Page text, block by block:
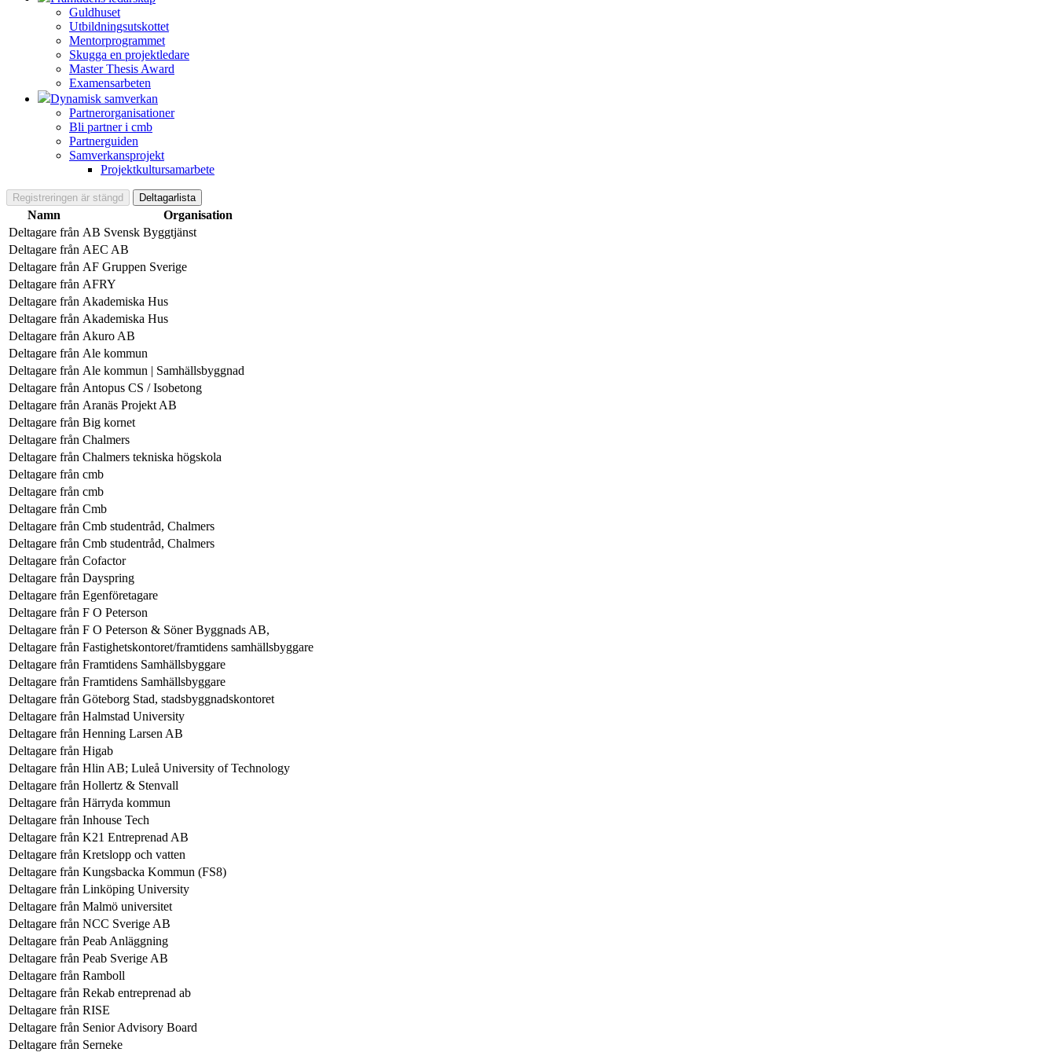
Guldhuset
Utbildningsutskottet
Mentorprogrammet
Skugga en projektledare
Master Thesis Award
Examensarbeten
Dynamisk samverkan
Partnerorganisationer
Bli partner i cmb
Partnerguiden
Samverkansprojekt
Projektkultursamarbete
Registreringen är stängd Deltagarlista
Namn
Organisation
Deltagare från AB Svensk Byggtjänst
Deltagare från AEC AB
Deltagare från AF Gruppen Sverige
Deltagare från AFRY
Deltagare från Akademiska Hus
Deltagare från Akademiska Hus
Deltagare från Akuro AB
Deltagare från Ale kommun
Deltagare från Ale kommun | Samhällsbyggnad
Deltagare från Antopus CS / Isobetong
Deltagare från Aranäs Projekt AB
Deltagare från Big kornet
Deltagare från Chalmers
Deltagare från Chalmers tekniska högskola
Deltagare från cmb
Deltagare från cmb
Deltagare från Cmb
Deltagare från Cmb studentråd, Chalmers
Deltagare från Cmb studentråd, Chalmers
Deltagare från Cofactor
Deltagare från Dayspring
Deltagare från Egenföretagare
Deltagare från F O Peterson
Deltagare från F O Peterson & Söner Byggnads AB,
Deltagare från Fastighetskontoret/framtidens samhällsbyggare
Deltagare från Framtidens Samhällsbyggare
Deltagare från Framtidens Samhällsbyggare
Deltagare från Göteborg Stad, stadsbyggnadskontoret
Deltagare från Halmstad University
Deltagare från Henning Larsen AB
Deltagare från Higab
Deltagare från Hlin AB; Luleå University of Technology
Deltagare från Hollertz & Stenvall
Deltagare från Härryda kommun
Deltagare från Inhouse Tech
Deltagare från K21 Entreprenad AB
Deltagare från Kretslopp och vatten
Deltagare från Kungsbacka Kommun (FS8)
Deltagare från Linköping University
Deltagare från Malmö universitet
Deltagare från NCC Sverige AB
Deltagare från Peab Anläggning
Deltagare från Peab Sverige AB
Deltagare från Ramboll
Deltagare från Rekab entreprenad ab
Deltagare från RISE
Deltagare från Senior Advisory Board
Deltagare från Serneke